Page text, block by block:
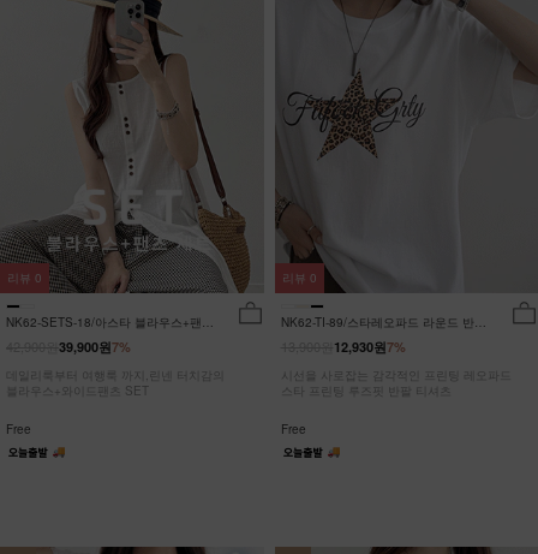
NK62-SETS-18/아스타 블라우스+팬츠
7%
39,900원
데일리룩부터 여행룩 까지,린넨 터치감의
블라우스+와이드팬츠 SET
Free
리뷰 0
NK62-TI-89/스타레오파드 라운드 반팔
7%
12,930원
시선을 사로잡는 감각적인 프린팅 레오파드
스타 프린팅 루즈핏 반팔 티셔츠
Free
리뷰 0